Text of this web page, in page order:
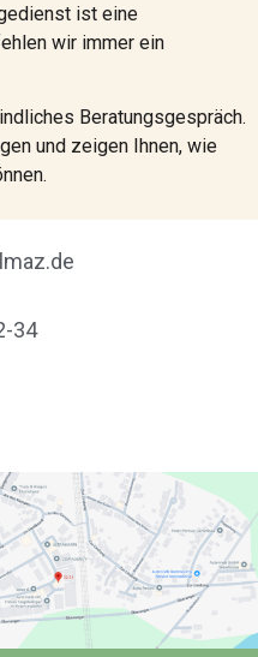
ist eine
wir immer ein
Beratungsgespräch.
und zeigen Ihnen, wie
34